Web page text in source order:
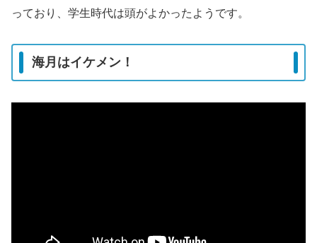
っており、学生時代は頭がよかったようです。
海月はイケメン！